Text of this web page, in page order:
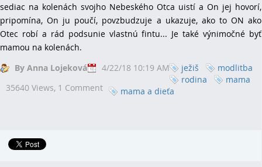
sediac na kolenách svojho Nebeského Otca uistí a On jej hovorí,
pripomína, On ju poučí, povzbudzuje a ukazuje, ako to ON ako
Otec robí a rád podsunie vlastnú fintu... Je také výnimočné byť
mamou na kolenách.
By Anna Lojeková
4/22/18 10:19 AM
35640 Views, 1 Comment
ježiš
modlitba
rodina
mama
mama a dieťa